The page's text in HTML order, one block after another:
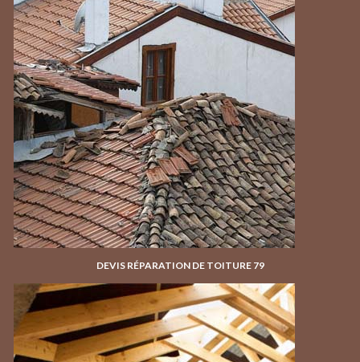
DEVIS RÉPARATION DE TOITURE 79